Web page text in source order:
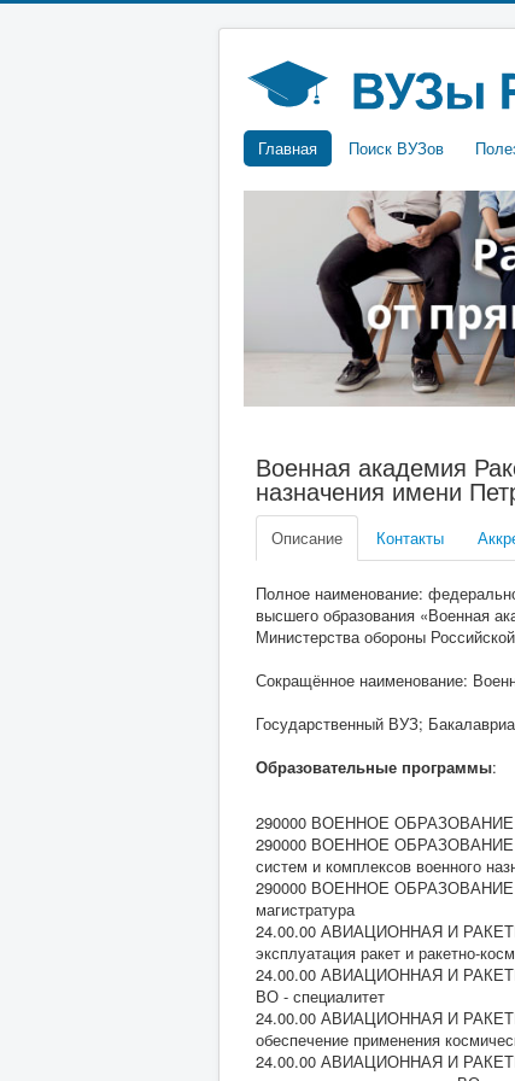
Главная Поиск ВУЗов
Военная академия
назначения имени
Описание Контакты
Полное наименование:
высшего образования «Военная
Министерства обороны
Сокращённое наименование:
Государственный ВУЗ;
Образовательные программы:
290000 ВОЕННОЕ ОБРАЗОВАНИЕ
290000 ВОЕННОЕ ОБРАЗОВАНИЕ
систем и комплексов военного
290000 ВОЕННОЕ ОБРАЗОВАНИЕ
магистратура
24.00.00 АВИАЦИОННАЯ И
эксплуатация ракет и ракетно-
24.00.00 АВИАЦИОННАЯ И
ВО - специалитет
24.00.00 АВИАЦИОННАЯ И
обеспечение применения
24.00.00 АВИАЦИОННАЯ И